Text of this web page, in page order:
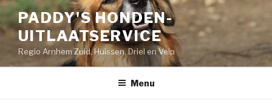
Ga
naar
de
inhoud
PADDY'S HONDEN-
UITLAATSERVICE
Regio Arnhem Zuid, Huissen, Driel en Velp
Menu